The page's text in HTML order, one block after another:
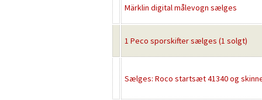
Märklin digital målevogn sælges
1 Peco sporskifter sælges (1 solgt)
Sælges: Roco startsæt 41340 og